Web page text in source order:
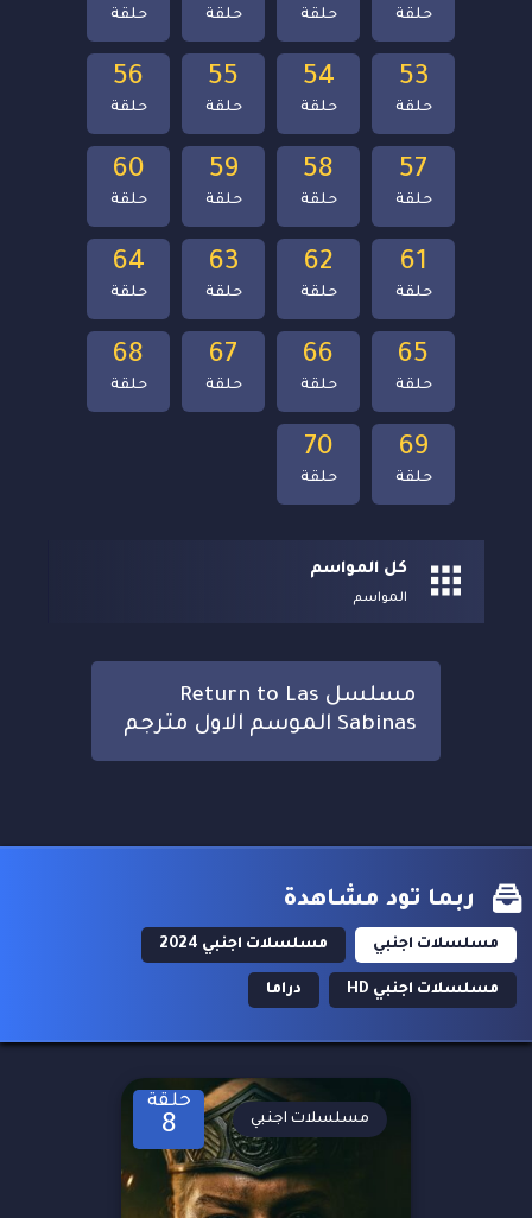
70
حلقة
69
حلقة
68
حلقة
67
حلقة
66
حلقة
65
حلقة
64
حلقة
63
حلقة
62
حلقة
61
حلقة
60
حلقة
59
حلقة
58
حلقة
57
حلقة
56
حلقة
55
حلقة
54
حلقة
53
حلقة
حلقة حلقة حلقة حلقة
كل المواسم
المواسم
مسلسل Return to Las
Sabinas الموسم الاول مترجم
ربما تود مشاهدة
مسلسلات اجنبي مسلسلات اجنبي 2024
مسلسلات اجنبي HD دراما
حلقة
8 مسلسلات اجنبي